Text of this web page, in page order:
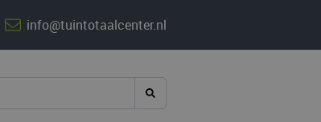
info@tuintotaalcenter.nl